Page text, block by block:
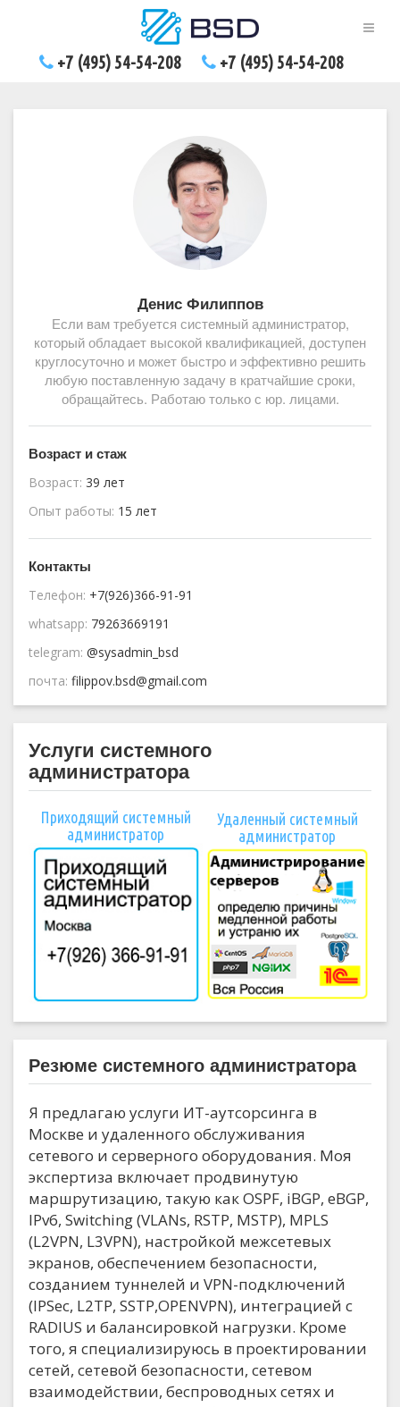
+7 (495) 54-54-208 +7 (495) 54-54-208
Денис Филиппов
Если вам требуется системный администратор,
который обладает высокой квалификацией, доступен
круглосуточно и может быстро и эффективно решить
любую поставленную задачу в кратчайшие сроки,
обращайтесь. Работаю только с юр. лицами.
Возраст и стаж
Возраст: 39 лет
Опыт работы: 15 лет
Контакты
Телефон: +7(926)366-91-91
whatsapp: 79263669191
telegram: @sysadmin_bsd
почта: filippov.bsd@gmail.com
Услуги системного
администратора
Приходящий системный
администратор
Удаленный системный
администратор
Резюме системного администратора
Я предлагаю услуги ИТ-аутсорсинга в
Москве и удаленного обслуживания
сетевого и серверного оборудования. Моя
экспертиза включает продвинутую
маршрутизацию, такую как OSPF, iBGP, eBGP,
IPv6, Switching (VLANs, RSTP, MSTP), MPLS
(L2VPN, L3VPN), настройкой межсетевых
экранов, обеспечением безопасности,
созданием туннелей и VPN-подключений
(IPSec, L2TP, SSTP,OPENVPN), интеграцией с
RADIUS и балансировкой нагрузки. Кроме
того, я специализируюсь в проектировании
сетей, сетевой безопасности, сетевом
взаимодействии, беспроводных сетях и